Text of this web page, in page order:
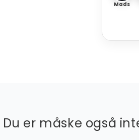
Mads
Du er måske også